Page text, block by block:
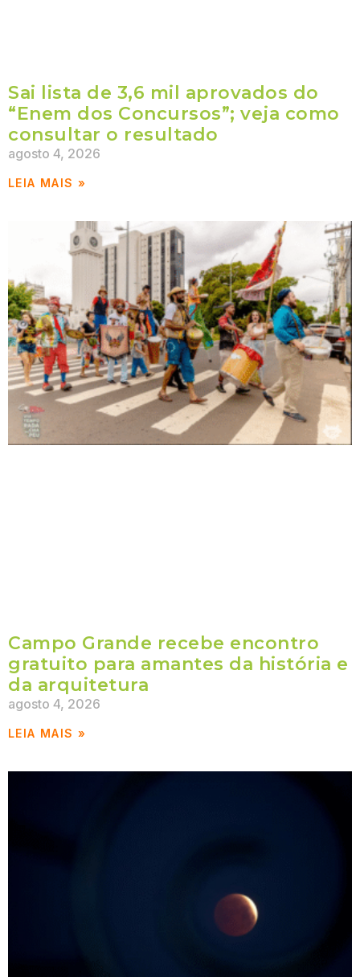
Sai lista de 3,6 mil aprovados do
“Enem dos Concursos”; veja como
consultar o resultado
agosto 4, 2026
LEIA MAIS »
Campo Grande recebe encontro
gratuito para amantes da história e
da arquitetura
agosto 4, 2026
LEIA MAIS »